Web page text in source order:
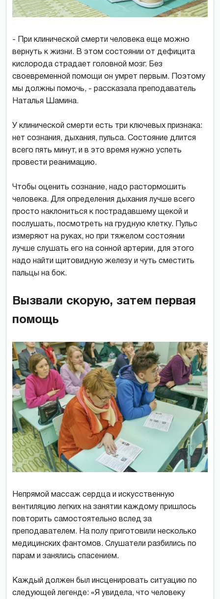
- При клинической смерти человека еще можно
вернуть к жизни. В этом состоянии от дефицита
кислорода страдает головной мозг. Без
своевременной помощи он умрет первым. Поэтому
мы должны помочь, - рассказала преподаватель
Наталья Шамина.
У клинической смерти есть три ключевых признака:
нет сознания, дыхания, пульса. Состояние длится
всего пять минут, и в это время нужно успеть
провести реанимацию.
Чтобы оценить сознание, надо растормошить
человека. Для определения дыхания лучше всего
просто наклониться к пострадавшему щекой и
послушать, посмотреть на грудную клетку. Пульс
измеряют на руках, но при тяжелом состоянии
лучше слушать его на сонной артерии, для этого
надо найти щитовидную железу и чуть сместить
пальцы на бок.
Вызвали скорую, затем первая
помощь
Непрямой массаж сердца и искусственную
вентиляцию легких на занятии каждому пришлось
повторить самостоятельно вслед за
преподавателем. На полу приготовили несколько
медицинских фантомов. Слушатели разбились по
парам и занялись спасением.
Каждый должен был инсценировать ситуацию по
следующей легенде: «Я увидела, что человеку